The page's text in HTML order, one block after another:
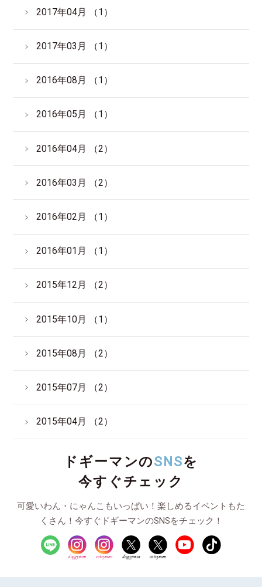
2017年04月 （1）
2017年03月 （1）
2016年08月 （1）
2016年05月 （1）
2016年04月 （2）
2016年03月 （2）
2016年02月 （1）
2016年01月 （1）
2015年12月 （2）
2015年10月 （1）
2015年08月 （2）
2015年07月 （2）
2015年04月 （2）
ドギーマンのSNSを
今すぐチェック
可愛いわん・にゃんこもいっぱい！楽しめるイベントもた
くさん！今すぐドギーマンのSNSをチェック！